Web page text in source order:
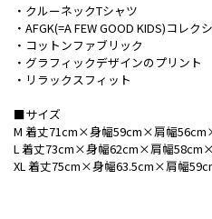
・クルーネックTシャツ
・AFGK(=A FEW GOOD KIDS)コレク
・コットンファブリック
・グラフィックデザインのプリント
・リラックスフィット
■サイズ
M 着丈71cm×身幅59cm×肩幅
L 着丈73cm×身幅62cm×肩幅
XL 着丈75cm×身幅63.5cm×肩幅